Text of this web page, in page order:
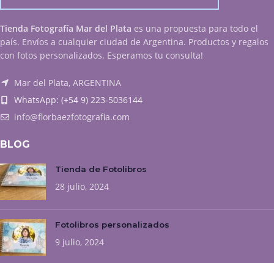
Tienda Fotografía Mar del Plata es una propuesta para todo el
país. Envíos a cualquier ciudad de Argentina. Productos y regalos
con fotos personalizados. Esperamos tu consulta!
Mar del Plata, ARGENTINA
WhatsApp: (+54 9) 223-5036144
info@florbaezfotografia.com
BLOG
Tienda de Fotolibros
28 julio, 2024
Fotolibros personalizados
9 julio, 2024